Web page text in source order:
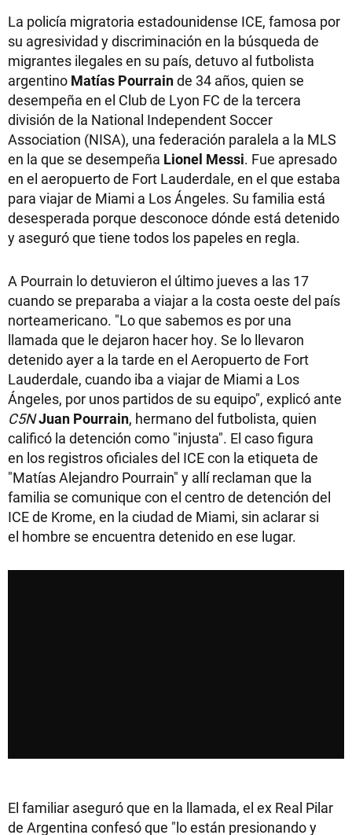
La policía migratoria estadounidense ICE, famosa por
su agresividad y discriminación en la búsqueda de
migrantes ilegales en su país, detuvo al futbolista
argentino Matías Pourrainde 34 años, quien se
desempeña en el Club de Lyon FC de la tercera
división de la National Independent Soccer
Association (NISA), una federación paralela a la MLS
en la que se desempeña Lionel Messi. Fue apresado
en el aeropuerto de Fort Lauderdale, en el que estaba
para viajar de Miami a Los Ángeles. Su familia está
desesperada porque desconoce dónde está detenido
y aseguró que tiene todos los papeles en regla.
A Pourrain lo detuvieron el último jueves a las 17
cuando se preparaba a viajar a la costa oeste del país
norteamericano. "Lo que sabemos es por una
llamada que le dejaron hacer hoy. Se lo llevaron
detenido ayer a la tarde en el Aeropuerto de Fort
Lauderdale, cuando iba a viajar de Miami a Los
Ángeles, por unos partidos de su equipo", explicó ante
C5NJuan Pourrain, hermano del futbolista, quien
calificó la detención como "injusta". El caso figura
en los registros oficiales del ICE con la etiqueta de
"Matías Alejandro Pourrain" y allí reclaman que la
familia se comunique con el centro de detención del
ICE de Krome, en la ciudad de Miami, sin aclarar si
el hombre se encuentra detenido en ese lugar.
El familiar aseguró que en la llamada, el ex Real Pilar
de Argentina confesó que "lo están presionando y